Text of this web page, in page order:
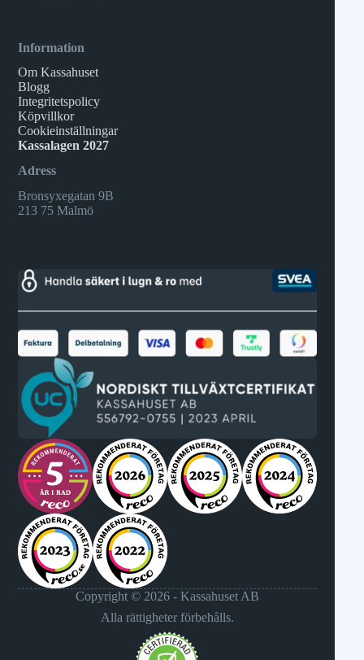
Information
Om Kassahuset
Blogg
Integritetspolicy
Köpvillkor
Cookieinställningar
Kassalagen 2027
Adress
Bronsyxegatan 9B
213 75 Malmö
Copyright © 2026 - Kassahuset AB
Alla rättigheter förbehålls.